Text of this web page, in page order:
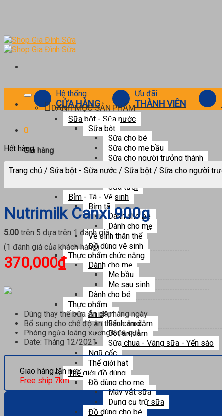
Hệ thống
CỬA HÀNG
Ưu đãi
THÀNH VIÊN
0
Giỏ hàng
Chưa có sản phẩm trong giỏ hàng.
DANH MỤC SẢN PHẨM
Sữa bột - Sữa nước
Sữa bột
Sữa cho bé
Sữa cho mẹ bầu
Sữa cho người trưởng thành
Sữa nước
Sữa pha sẵn
Sữa tươi
Bỉm - Tã - Vệ sinh
Bỉm tã
Dành cho bé
Dành cho mẹ
Vệ sinh thân thể
Đồ dùng vệ sinh
Thực phẩm chức năng
Dành cho mẹ
Mẹ bầu
Mẹ sau sinh
Dành cho bé
Thực phẩm
Ăn dặm
Bánh ăn dặm
Bột ăn dặm
Sữa chua - Váng sữa - Yến sào
Ngũ cốc
Thế giới hạt
Thế giới đồ dùng
Đồ dùng cho mẹ
Máy vắt sữa
Dụng cụ trữ sữa
Đồ dùng cho bé
Trang chủ / Sữa bột - Sữa nước / Sữa bột / Sữa cho người
Nutrimilk Canxi 900g
5.00 trên 5 dựa trên 1 đánh giá
(1 đánh giá của khách hàng)
370,000₫
Dùng thay thế bữa ăn phụ hàng ngày
Bổ sung cho chế độ ăn thiếu canxi
Phòng ngừa loãng xương hiệu quả
Date: Tháng 12/2021
Hết hàng
Giao hàng tận nơi
Free ship 7km